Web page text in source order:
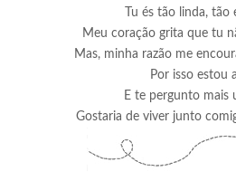
Tu és tão linda, tão
Meu coração grita que tu
Mas, minha razão me
Por isso estou
E te pergunto mais
Gostaria de viver junto